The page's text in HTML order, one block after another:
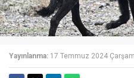
Yayınlanma: 17 Temmuz 2024